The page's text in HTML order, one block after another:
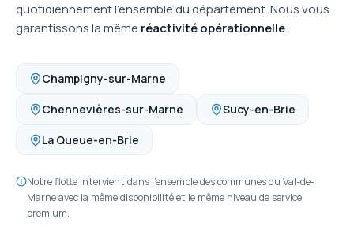
quotidiennement l'ensemble du département. Nous vous
garantissons la même réactivité opérationnelle.
Champigny-sur-Marne
Chennevières-sur-Marne Sucy-en-Brie
La Queue-en-Brie
Notre flotte intervient dans l'ensemble des communes du Val-de-
Marne avec la même disponibilité et le même niveau de service
premium.